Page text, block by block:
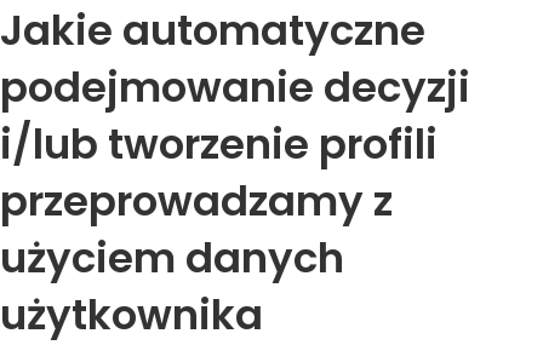
Jakie automatyczne
podejmowanie decyzji
i/lub tworzenie profili
przeprowadzamy z
użyciem danych
użytkownika